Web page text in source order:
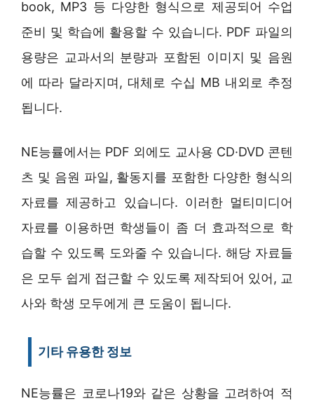
book, MP3 등 다양한 형식으로 제공되어 수업
준비 및 학습에 활용할 수 있습니다. PDF 파일의
용량은 교과서의 분량과 포함된 이미지 및 음원
에 따라 달라지며, 대체로 수십 MB 내외로 추정
됩니다.
NE능률에서는 PDF 외에도 교사용 CD·DVD 콘텐
츠 및 음원 파일, 활동지를 포함한 다양한 형식의
자료를 제공하고 있습니다. 이러한 멀티미디어
자료를 이용하면 학생들이 좀 더 효과적으로 학
습할 수 있도록 도와줄 수 있습니다. 해당 자료들
은 모두 쉽게 접근할 수 있도록 제작되어 있어, 교
사와 학생 모두에게 큰 도움이 됩니다.
기타 유용한 정보
NE능률은 코로나19와 같은 상황을 고려하여 적